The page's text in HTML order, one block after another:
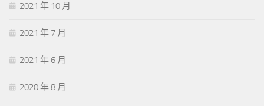
2021 年 10 月
2021 年 7 月
2021 年 6 月
2020 年 8 月